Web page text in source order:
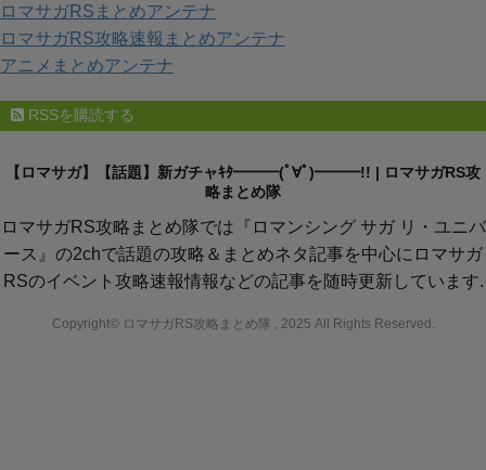
ロマサガRSまとめアンテナ
ロマサガRS攻略速報まとめアンテナ
アニメまとめアンテナ
RSSを購読する
【ロマサガ】【話題】新ガチャｷﾀ━━━(ﾟ∀ﾟ)━━━!! | ロマサガRS攻
略まとめ隊
ロマサガRS攻略まとめ隊では『ロマンシング サガ リ・ユニバ
ース』の2chで話題の攻略＆まとめネタ記事を中心にロマサガ
RSのイベント攻略速報情報などの記事を随時更新しています.
Copyright© ロマサガRS攻略まとめ隊 , 2025 All Rights Reserved.